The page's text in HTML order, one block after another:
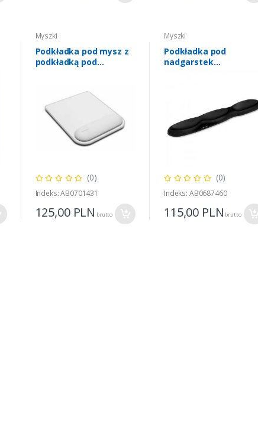
Myszki
Podkładka pod mysz z
podkładką pod
(0)
Indeks: AB0701431
125,00 PLN brutto
Myszki
Podkładka pod
nadgarstek
(0)
Indeks: AB0687460
115,00 PLN brutto